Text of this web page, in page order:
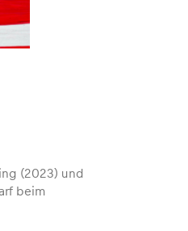
(2023) und
beim